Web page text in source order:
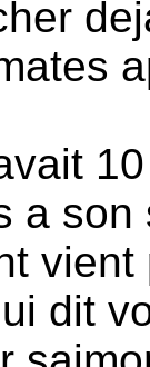
a
dit